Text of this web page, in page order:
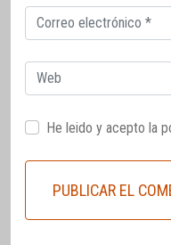
Correo
electrónico
Web
He leido y acepto la